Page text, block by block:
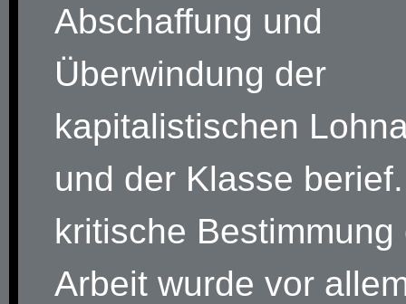
Abschaffung und
Überwindung der
kapitalistischen
und der Klasse
kritische Bestimmung
Arbeit wurde vor